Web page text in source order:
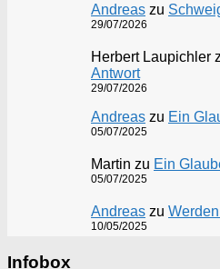
Andreas zu
29/07/2026
Herbert Laupichler
Antwort
29/07/2026
Andreas zu Ein
05/07/2025
Martin zu Ein
05/07/2025
Andreas zu
10/05/2025
Infobox